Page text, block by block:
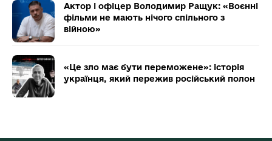
Актор і офіцер Володимир Ращук: «Воєнні
фільми не мають нічого спільного з
війною»
«Це зло має бути переможене»: історія
українця, який пережив російський полон